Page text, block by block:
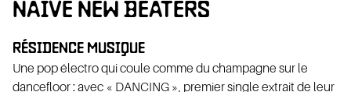
NAÏVE NEW BEATERS
RÉSIDENCE MUSIQUE
Une pop électro qui coule comme du champagne sur le
dancefloor : avec « DANCING », premier single extrait de leur